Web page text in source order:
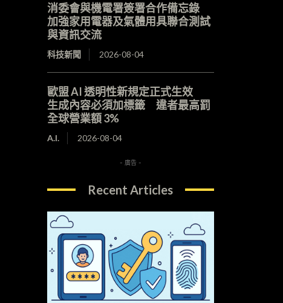
消委會與機電署簽署合作備忘錄
加強家用電器及氣體用具聯合測試
與資訊交流
科技新聞 2026-08-04
歐盟 AI 透明性新規定正式生效
生成內容必須加標籤 違者最高罰
全球營業額 3%
A.I. 2026-08-04
- 廣告 -
Recent Articles